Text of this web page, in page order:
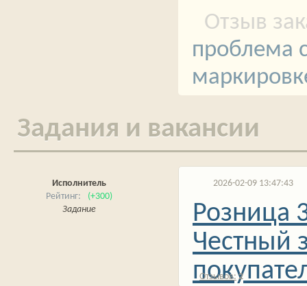
проблема
Задания и вакансии
Исполнитель
(+300)
Задание
2026-02-09 13:47:43
Розница
Честный
2